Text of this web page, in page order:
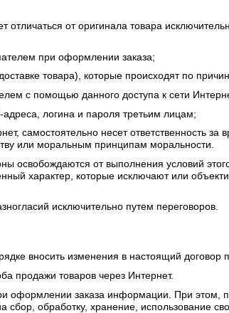
отличаться от оригинала товара
при оформлении заказа;
товара), которые происходят по
с помощью данного доступа к сети
логина и пароля третьим лицам;
самостоятельно несет ответственность
или моральным принципам моральности.
освобождаются от выполнения условий
характер, которые исключают или
исключительно путем переговоров.
вносить изменения в настоящий договор
продажи товаров через Интернет.
оформлении заказа информации. При
сбор, обработку, хранение,